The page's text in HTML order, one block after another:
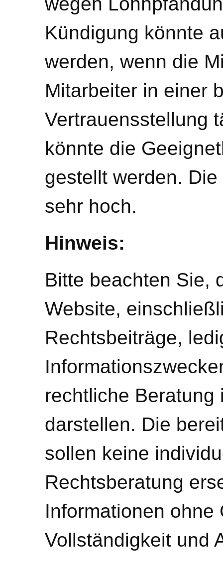
Kündigung könnte
werden, wenn die
Mitarbeiter in einer
Vertrauensstellung
könnte die
gestellt werden.
sehr hoch.
Hinweis:
Bitte beachten Sie,
Website,
Rechtsbeiträge,
rechtliche
darstellen. Die
sollen keine
Rechtsberatung
Informationen ohne
Vollständigkeit und